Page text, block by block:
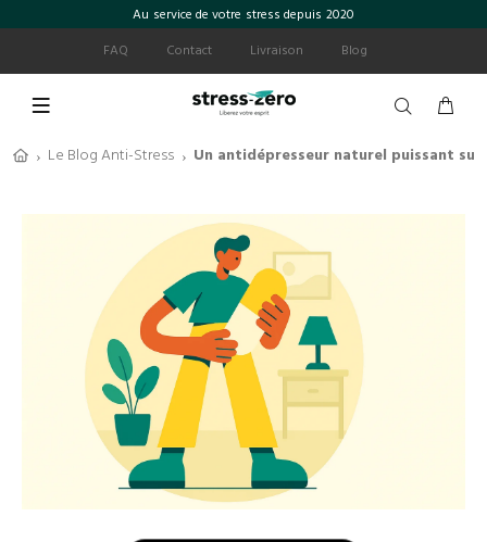
Au service de votre stress depuis 2020
FAQ
Contact Livraison Blog
› Le Blog Anti-Stress › Un antidépresseur naturel puissant